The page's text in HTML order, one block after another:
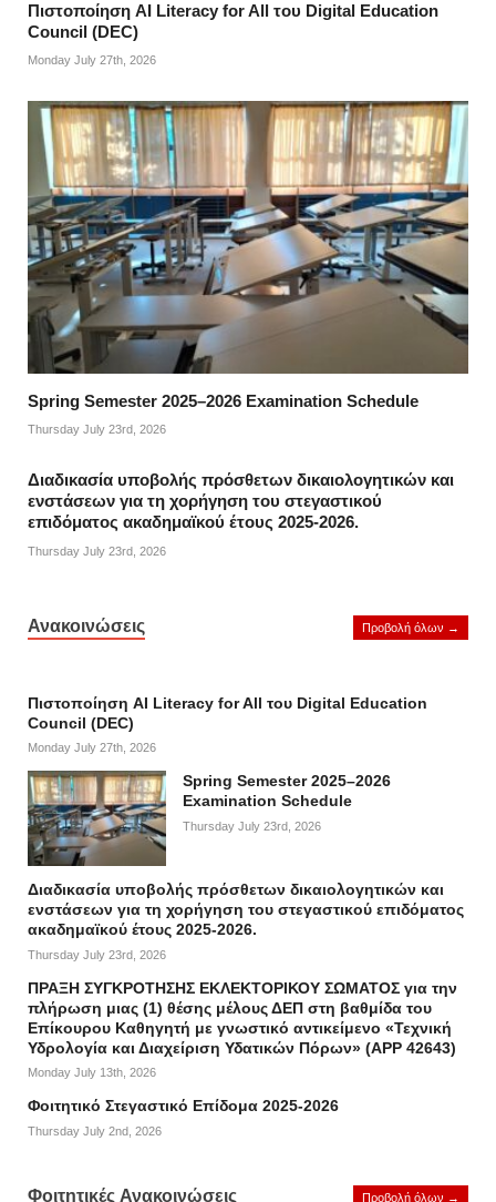
Πιστοποίηση AI Literacy for All του Digital Education
Council (DEC)
Monday July 27th, 2026
Spring Semester 2025–2026 Examination Schedule
Thursday July 23rd, 2026
Διαδικασία υποβολής πρόσθετων δικαιολογητικών και
ενστάσεων για τη χορήγηση του στεγαστικού
επιδόματος ακαδημαϊκού έτους 2025-2026.
Thursday July 23rd, 2026
Ανακοινώσεις Προβολή όλων →
Πιστοποίηση AI Literacy for All του Digital Education
Council (DEC)
Monday July 27th, 2026
Spring Semester 2025–2026
Examination Schedule
Thursday July 23rd, 2026
Διαδικασία υποβολής πρόσθετων δικαιολογητικών και
ενστάσεων για τη χορήγηση του στεγαστικού επιδόματος
ακαδημαϊκού έτους 2025-2026.
Thursday July 23rd, 2026
ΠΡΑΞΗ ΣΥΓΚΡΟΤΗΣΗΣ ΕΚΛΕΚΤΟΡΙΚΟΥ ΣΩΜΑΤΟΣ για την
πλήρωση μιας (1) θέσης μέλους ΔΕΠ στη βαθμίδα του
Επίκουρου Καθηγητή με γνωστικό αντικείμενο «Τεχνική
Υδρολογία και Διαχείριση Υδατικών Πόρων» (APP 42643)
Monday July 13th, 2026
Φοιτητικό Στεγαστικό Επίδομα 2025-2026
Thursday July 2nd, 2026
Φοιτητικές Ανακοινώσεις Προβολή όλων →